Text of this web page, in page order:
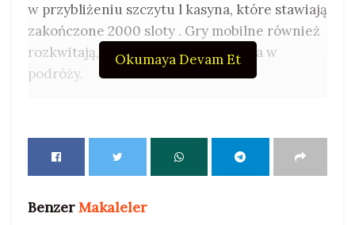
w przybliżeniu szczytu l kasyna, które stawiają
zakończone 2000 sloty . Gry mobilne również
rozkwitają, a coraz więcej graczy gra w
podróży.
Okumaya Devam Et
BenzerMakaleler